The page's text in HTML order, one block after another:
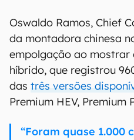
Oswaldo Ramos, Chief
da montadora chinesa
empolgação ao mostrar
híbrido, que registrou
das três versões
Premium HEV, Premium
“Foram quase 1.000